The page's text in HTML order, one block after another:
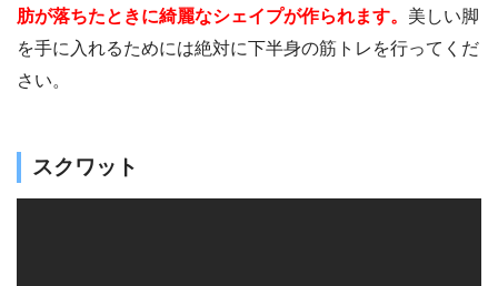
肪が落ちたときに綺麗なシェイプが作られます。 美しい脚
を手に入れるためには絶対に下半身の筋トレを行ってくだ
さい。
スクワット